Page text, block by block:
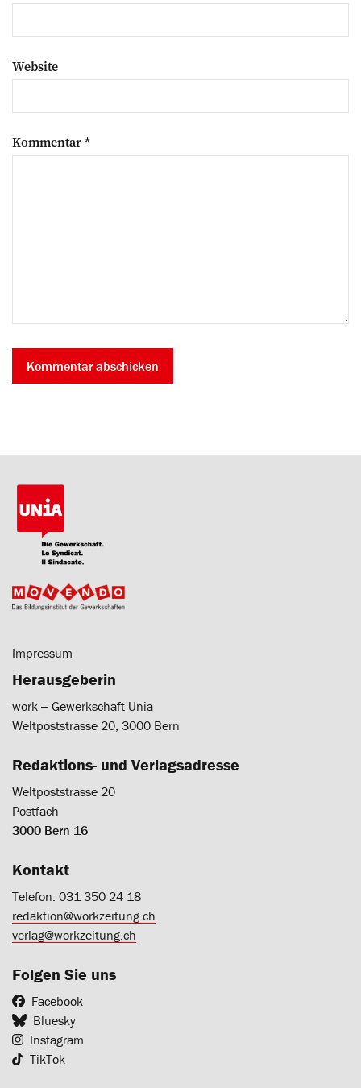
Website
Kommentar*
Impressum
Herausgeberin
work ‒ Gewerkschaft Unia
Weltpoststrasse 20, 3000 Bern
Redaktions- und Verlagsadresse
Weltpoststrasse 20
Postfach
3000 Bern 16
Kontakt
Telefon: 031 350 24 18
redaktion@workzeitung.ch
verlag@workzeitung.ch
Folgen Sie uns
Facebook
Bluesky
Instagram
TikTok